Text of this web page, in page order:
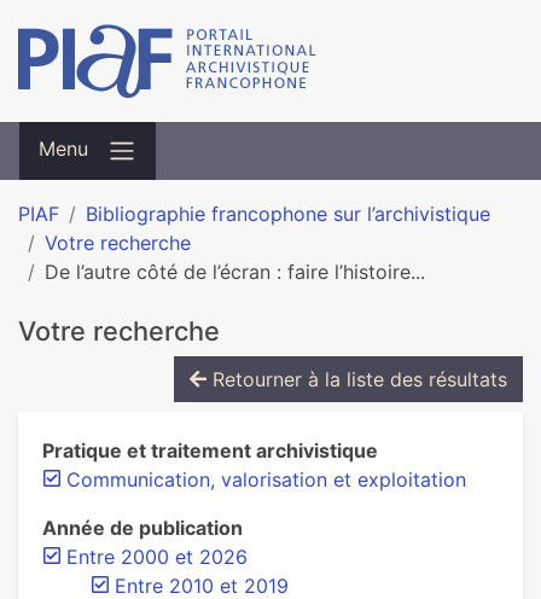
Menu
PIAF
Bibliographie francophone sur l’archivistique
Votre recherche
De l’autre côté de l’écran : faire l’histoire...
Votre recherche
Retourner à la liste des résultats
Pratique et traitement archivistique
Communication, valorisation et exploitation
Année de publication
Entre 2000 et 2026
Entre 2010 et 2019